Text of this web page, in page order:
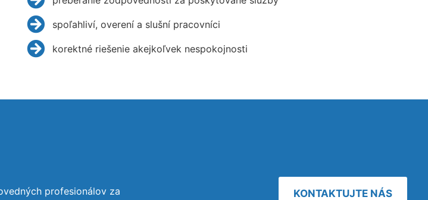
spoľahliví, overení a slušní pracovníci
korektné riešenie akejkoľvek nespokojnosti
profesionálov za
KONTAKTUJTE NÁS